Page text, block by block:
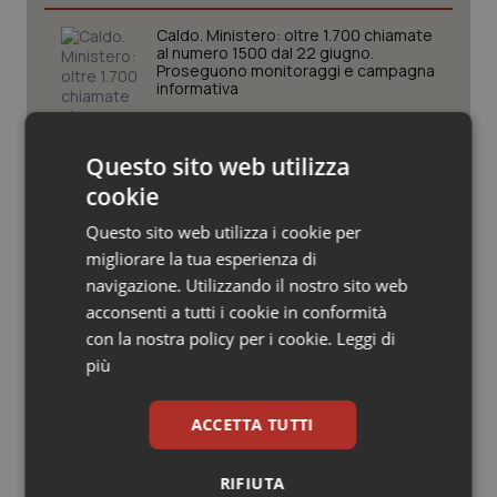
Veneto
Oncoematologia
Oncologia & Nutrizione
Psoriasi & pelle
Quotidiano Cardiologia
Quotidiano Chirurgia
Quotidiano Oncologia
Quotidiano Pediatria
Caldo. Ministero: oltre 1.700 chiamate
al numero 1500 dal 22 giugno.
Proseguono monitoraggi e campagna
informativa
consegnato documento anonimo su
mascherine contraffatte in Procura.
Diffido Palazzo Chigi dal pagare 100
milioni a Jc Electronics”
Decreto Pnrr. Ok definitivo del Senato:
via libera al nuovo Policlinico Umberto
I e proroga antincendio per gli
ospedali
risoluzione. Zaffini (FdI): “Rinviare per
trovare convergenza”
Questo sito web utilizza
cookie
Questo sito web utilizza i cookie per
migliorare la tua esperienza di
navigazione. Utilizzando il nostro sito web
acconsenti a tutti i cookie in conformità
con la nostra policy per i cookie. Leggi di
più
ACCETTA TUTTI
RIFIUTA